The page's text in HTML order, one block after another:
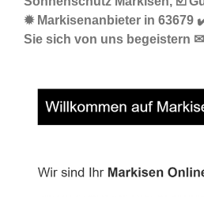
✹ Markisenanbieter in 63679
Sie sich von uns begeistern